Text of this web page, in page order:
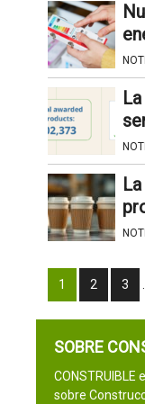
1 2 3
SOBRE
sobre